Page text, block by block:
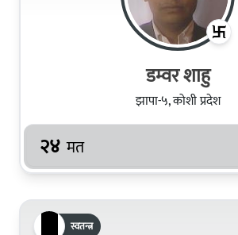
डम्वर शाहु
झापा-५, कोशी प्रदेश
२४ मत
स्वतन्त्र